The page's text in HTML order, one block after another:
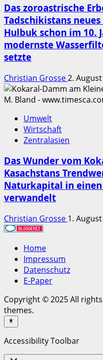
Das zoroastrische
Tadschikistans neues
Hulbuk schon im 10.
modernste
setzte
Christian Grosse2.
Umwelt
Wirtschaft
Zentralasien
Das Wunder vom
Kasachstans
Naturkapital in
verwandelt
Christian Grosse 1.
Home
Impressum
Datenschutz
E-Paper
Copyright © 2025 All
themes.
Accessibility Toolbar